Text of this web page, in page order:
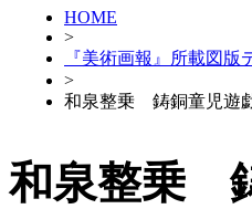
HOME
>
『美術画報』所載図版
>
和泉整乗 鋳銅童児遊
和泉整乗